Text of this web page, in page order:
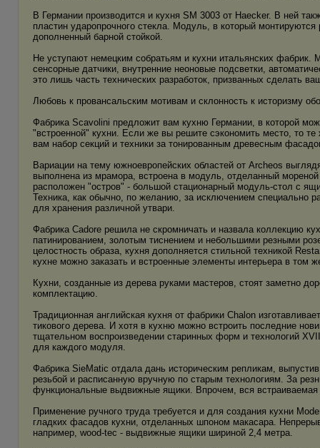
В Германии производится и кухня SM 3003 от Haecker. В ней
пластин ударопрочного стекла. Модуль, в который
дополненный барной стойкой.
Не уступают немецким собратьям и кухни итальянских
сенсорные датчики, внутренние неоновые подсветки,
это лишь часть технических разработок, призванных сделать
Любовь к провансальским мотивам и склонность к историзму
Фабрика Scavolini предложит вам кухню Германии, в которой
"встроенной" кухни. Если же вы решите сэкономить место, то
вам набор секций и техники за тонированным древесным
Вариации на тему южноевропейских областей от Archeos
выполнена из мрамора, встроена в модуль, отделанный
расположен "остров" - большой стационарный модуль-стол с
Техника, как обычно, по желанию, за исключением специально
для хранения различной утвари.
Фабрика Cadore решила не скромничать и назвала коллекцию
патинированием, золотым тиснением и небольшими резными
целостность образа, кухня дополняется стильной техникой
кухне можно заказать и встроенные элементы интерьера в том
Кухни, созданные из дерева руками мастеров, стоят заметно
комплектацию.
Традиционная английская кухня от фабрики Chalon
тикового дерева. И хотя в кухню можно встроить последние
тщательном воспроизведении старинных форм и технологий
для каждого модуля.
Фабрика SieMatic отдала дань историческим репликам,
резьбой и расписанную вручную по старым технологиям. За
функциональные выдвижные ящики. Впрочем, вся
Применение ручного труда требуется и для создания кухни
гладких фасaдoв кухни, отделанных шпоном макасара.
например, wood-tec - выдвижные ящики шириной 2,4 метра.